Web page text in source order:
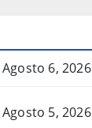
Agosto 6, 2026
Agosto 5, 2026